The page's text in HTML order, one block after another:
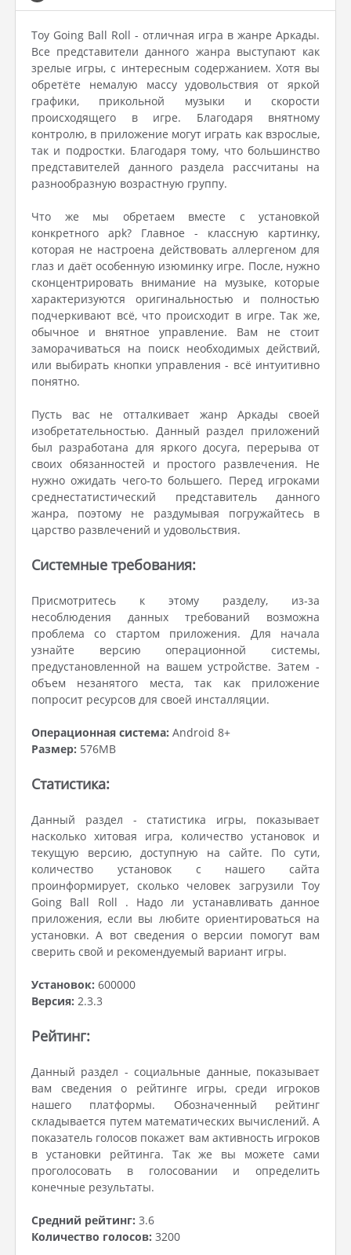
Toy Going Ball Roll - отличная игра в жанре Аркады.
Все представители данного жанра выступают как
зрелые игры, с интересным содержанием. Хотя вы
обретёте немалую массу удовольствия от яркой
графики, прикольной музыки и скорости
происходящего в игре. Благодаря внятному
контролю, в приложение могут играть как взрослые,
так и подростки. Благодаря тому, что большинство
представителей данного раздела рассчитаны на
разнообразную возрастную группу.
Что же мы обретаем вместе с установкой
конкретного apk? Главное - классную картинку,
которая не настроена действовать аллергеном для
глаз и даёт особенную изюминку игре. После, нужно
сконцентрировать внимание на музыке, которые
характеризуются оригинальностью и полностью
подчеркивают всё, что происходит в игре. Так же,
обычное и внятное управление. Вам не стоит
заморачиваться на поиск необходимых действий,
или выбирать кнопки управления - всё интуитивно
понятно.
Пусть вас не отталкивает жанр Аркады своей
изобретательностью. Данный раздел приложений
был разработана для яркого досуга, перерыва от
своих обязанностей и простого развлечения. Не
нужно ожидать чего-то большего. Перед игроками
среднестатистический представитель данного
жанра, поэтому не раздумывая погружайтесь в
царство развлечений и удовольствия.
Системные требования:
Присмотритесь к этому разделу, из-за
несоблюдения данных требований возможна
проблема со стартом приложения. Для начала
узнайте версию операционной системы,
предустановленной на вашем устройстве. Затем -
объем незанятого места, так как приложение
попросит ресурсов для своей инсталляции.
Операционная система: Android 8+
Размер: 576MB
Статистика:
Данный раздел - статистика игры, показывает
насколько хитовая игра, количество установок и
текущую версию, доступную на сайте. По сути,
количество установок с нашего сайта
проинформирует, сколько человек загрузили Toy
Going Ball Roll . Надо ли устанавливать данное
приложения, если вы любите ориентироваться на
установки. А вот сведения о версии помогут вам
сверить свой и рекомендуемый вариант игры.
Установок: 600000
Версия: 2.3.3
Рейтинг:
Данный раздел - социальные данные, показывает
вам сведения о рейтинге игры, среди игроков
нашего платформы. Обозначенный рейтинг
складывается путем математических вычислений. А
показатель голосов покажет вам активность игроков
в установки рейтинга. Так же вы можете сами
проголосовать в голосовании и определить
конечные результаты.
Средний рейтинг: 3.6
Количество голосов: 3200